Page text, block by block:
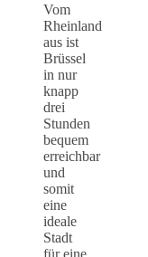
Vom
Rheinland
aus ist
Brüssel
in nur
knapp
drei
Stunden
bequem
erreichbar
und
somit
eine
ideale
Stadt
für eine